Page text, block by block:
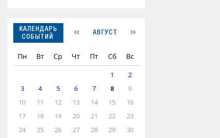
КАЛЕНДАРЬ
СОБЫТИЙ
АВГУСТ
Пн Вт Ср Чт Пт Сб Вс
1
2
3
4 5 6 7 8
9
10
11 12 13 14 15
16
17
18 19 20 21 22
23
24
25 26 27 28 29 30